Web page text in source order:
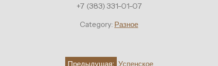
+7 (383) 331-01-07
Category: Разное
НавигацияПредыдущая: Успенское